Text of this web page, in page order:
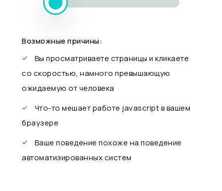
Возможные причины:
Вы просматриваете страницы и кликаете
со скоростью, намного превышающую
ожидаемую от человека
Что-то мешает работе javascript в вашем
браузере
Ваше поведение похоже на поведение
автоматизированных систем